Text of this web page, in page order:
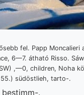
fel. Papp Moncalieri
6—7. átható Risso.
,—0, children, Noha
südöstlieh, tarto-.
bestimm-.